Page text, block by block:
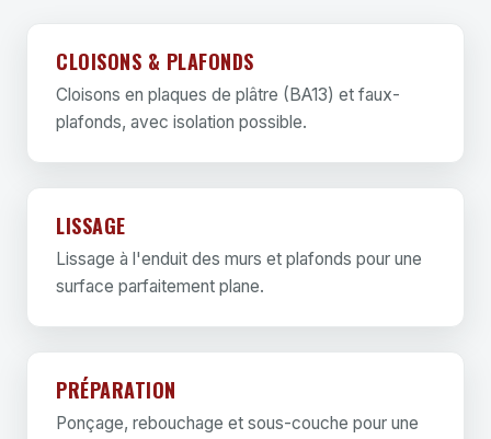
CLOISONS & PLAFONDS
Cloisons en plaques de plâtre (BA13) et faux-
plafonds, avec isolation possible.
LISSAGE
Lissage à l'enduit des murs et plafonds pour une
surface parfaitement plane.
PRÉPARATION
Ponçage, rebouchage et sous-couche pour une